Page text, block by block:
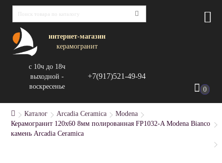
интернет-магазин
керамогранит
с 10ч до 18ч
выходной -
воскресенье
+7(917)521-49-94
0
Каталог Arcadia Ceramica
Modena
Керамогранит 120x60 8мм полированная FP1032-A Modena Bianco
камень Arcadia Ceramica